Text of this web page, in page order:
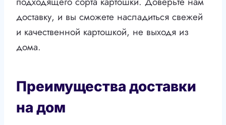
доставку, и вы сможете насладиться свежей
и качественной картошкой, не выходя из
дома.
Преимущества доставки
на дом